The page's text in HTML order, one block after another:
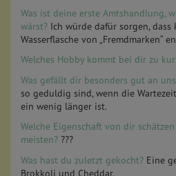
Was ist deine erste Amtshandlung,
wärst? Ich würde dafür sorgen,
Wasserflasche von „Fremdmarken“
Welches Hobby kommt bei dir zu
Was gefällt dir besonders gut an
so geduldig sind, wenn die
ein wenig länger ist.
Welche Eigenschaft von dir
meisten? ???
Was hast du zuletzt gekocht? Eine
Brokkoli und Cheddar.